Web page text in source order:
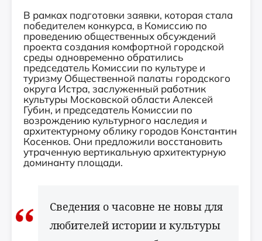
В рамках подготовки заявки, которая стала
победителем конкурса, в Комиссию по
проведению общественных обсуждений
проекта создания комфортной городской
среды одновременно обратились
председатель Комиссии по культуре и
туризму Общественной палаты городского
округа Истра, заслуженный работник
культуры Московской области Алексей
Губин, и председатель Комиссии по
возрождению культурного наследия и
архитектурному облику городов Константин
Косенков. Они предложили восстановить
утраченную вертикальную архитектурную
доминанту площади.
Сведения о часовне не новы для
любителей истории и культуры